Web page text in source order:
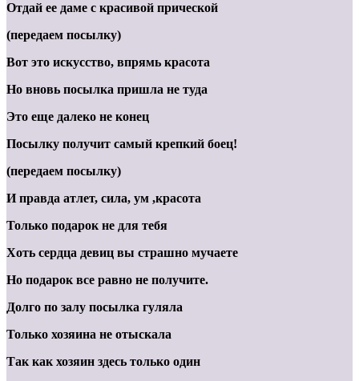
Отдай ее даме с красивой прической
(передаем посылку)
Вот это искусство, впрямь красота
Но вновь посылка пришла не туда
Это еще далеко не конец
Посылку получит самый крепкий боец!
(передаем посылку)
И правда атлет, сила, ум ,красота
Только подарок не для тебя
Хоть сердца девиц вы страшно мучаете
Но подарок все равно не получите.
Долго по залу посылка гуляла
Только хозяина не отыскала
Так как хозяин здесь только один